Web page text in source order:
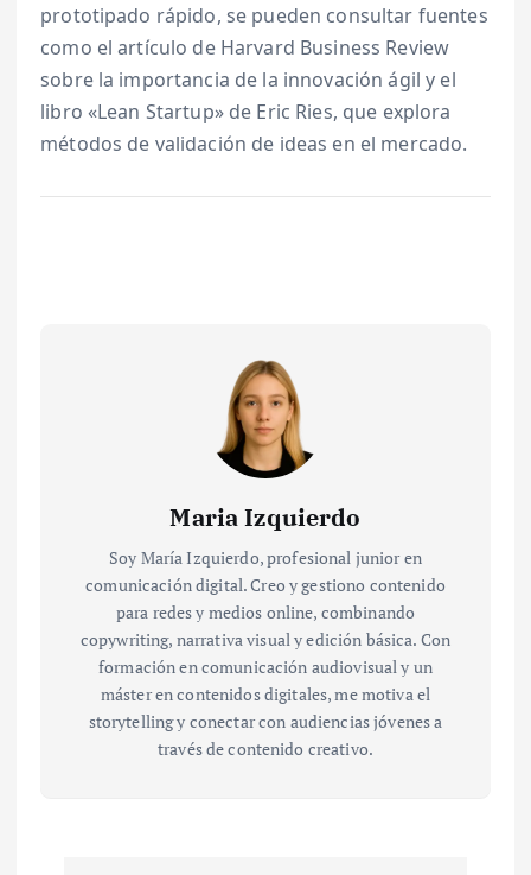
prototipado rápido, se pueden consultar fuentes
como el artículo de Harvard Business Review
sobre la importancia de la innovación ágil y el
libro «Lean Startup» de Eric Ries, que explora
métodos de validación de ideas en el mercado.
Maria Izquierdo
Soy María Izquierdo, profesional junior en
comunicación digital. Creo y gestiono contenido
para redes y medios online, combinando
copywriting, narrativa visual y edición básica. Con
formación en comunicación audiovisual y un
máster en contenidos digitales, me motiva el
storytelling y conectar con audiencias jóvenes a
través de contenido creativo.